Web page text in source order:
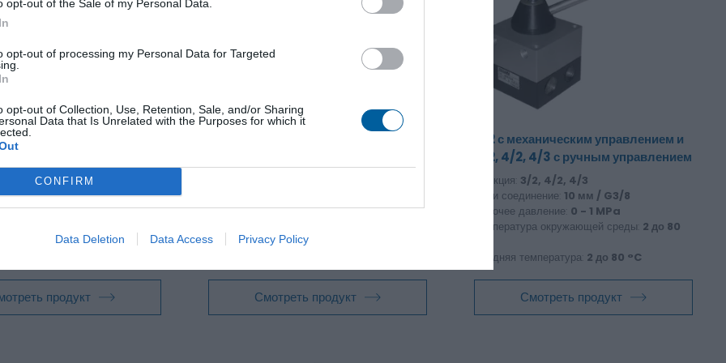
opt-out of the Sale of my Personal Data.
opt-out of processing my Personal Data for Targeted
opt-out of Collection, Use, Retention, Sale, and/or Sharing
Data that Is Unrelated with the Purposes for which it
CONFIRM
Data Deletion Data Access Privacy Policy
и 5/3 с
приводом
16 - 25 мм / G1/2 - G1
0,2 - 1 MPa
окружающей среды:-15 до 50
продукт
Рабочее давление:0,15 - 1 MPa
Температура окружающей среды:
Смотреть продукт
3/2 с механическим управлением и
3/2, 4/2, 4/3 с ручным управлением
Функция: 3/2, 4/2, 4/3
DN и соединение: 10 мм / G3/8
Рабочее давление: 0 - 1 MPa
Температура окружающей среды: 2 до 80
Средняя температура: 2 до 80 °C
Смотреть продукт